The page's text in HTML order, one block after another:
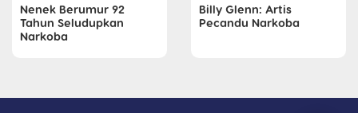
Nenek Berumur 92
Tahun Seludupkan
Narkoba
Billy Glenn: Artis
Pecandu Narkoba